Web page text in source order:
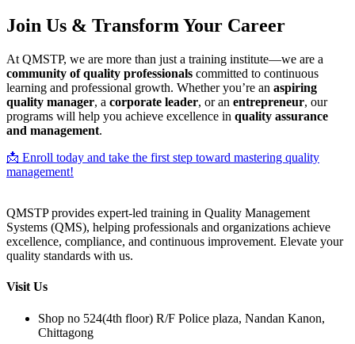
Join Us & Transform Your Career
At QMSTP, we are more than just a training institute—we are a
community of quality professionals committed to continuous
learning and professional growth. Whether you’re an aspiring
quality manager, a corporate leader, or an entrepreneur, our
programs will help you achieve excellence in quality assurance
and management.
📩 Enroll today and take the first step toward mastering quality
management!
QMSTP provides expert-led training in Quality Management
Systems (QMS), helping professionals and organizations achieve
excellence, compliance, and continuous improvement. Elevate your
quality standards with us.
Visit Us
Shop no 524(4th floor) R/F Police plaza, Nandan Kanon,
Chittagong